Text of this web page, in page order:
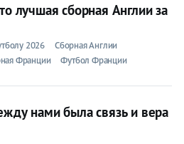
лучшая сборная Англии за
2026
Сборная Англии
Франции Футбол Франции
нами была связь и вера